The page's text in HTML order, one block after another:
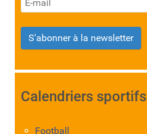
S'abonner à la newsletter
Calendriers sportifs
Football